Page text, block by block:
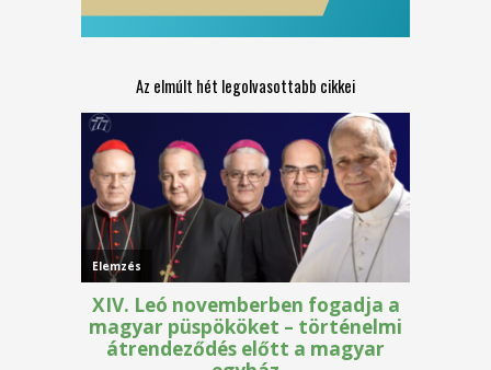
Az elmúlt hét legolvasottabb cikkei